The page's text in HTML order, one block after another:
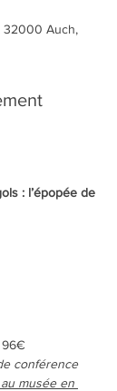
32000 Auch,
: l’épopée de
96€
conférence
musée en